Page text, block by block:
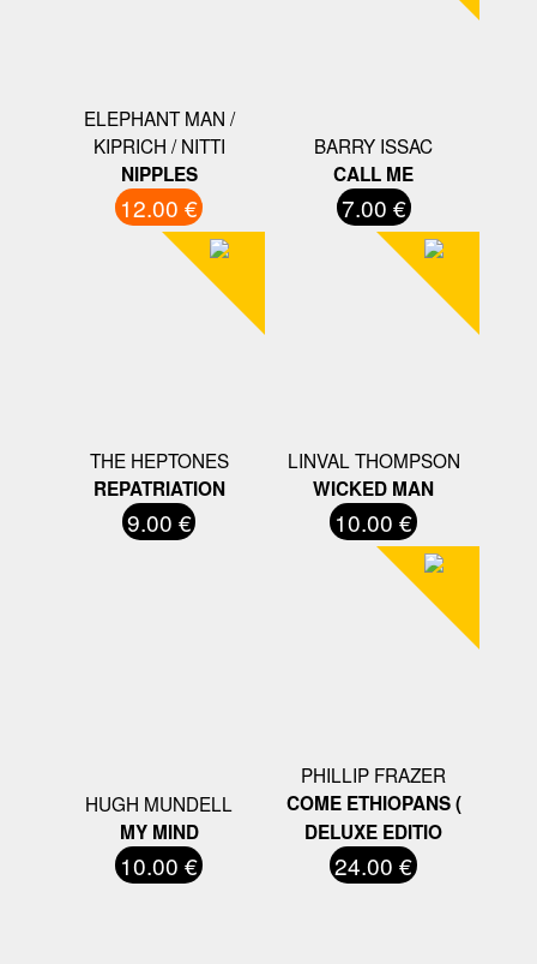
ELEPHANT MAN /
KIPRICH / NITTI
NIPPLES
12.00 €
BARRY ISSAC
CALL ME
7.00 €
THE HEPTONES
REPATRIATION
9.00 €
LINVAL THOMPSON
WICKED MAN
10.00 €
HUGH MUNDELL
MY MIND
10.00 €
PHILLIP FRAZER
COME ETHIOPANS (
DELUXE EDITIO
24.00 €